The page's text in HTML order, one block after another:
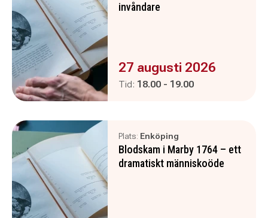
invåndare
Evenemanget är :
27 augusti 2026
Tid: Pågår mellan
18.00 - och
19.00
Plats: Enköping
Blodskam i Marby 1764 – ett
dramatiskt människoöde